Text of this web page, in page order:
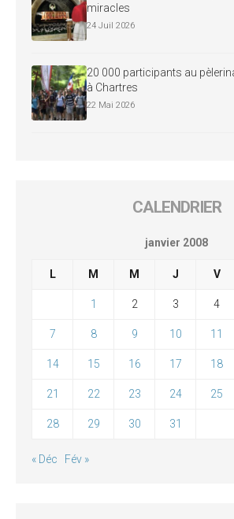
miracles
24 Juil 2026
20 000 participants au
à Chartres
22 Mai 2026
CALENDRIER
janvier 2008
L M M J V
1 2 3 4
7 8 9 10 11
14 15 16 17 18
21 22 23 24 25
28 29 30 31
« Déc Fév »